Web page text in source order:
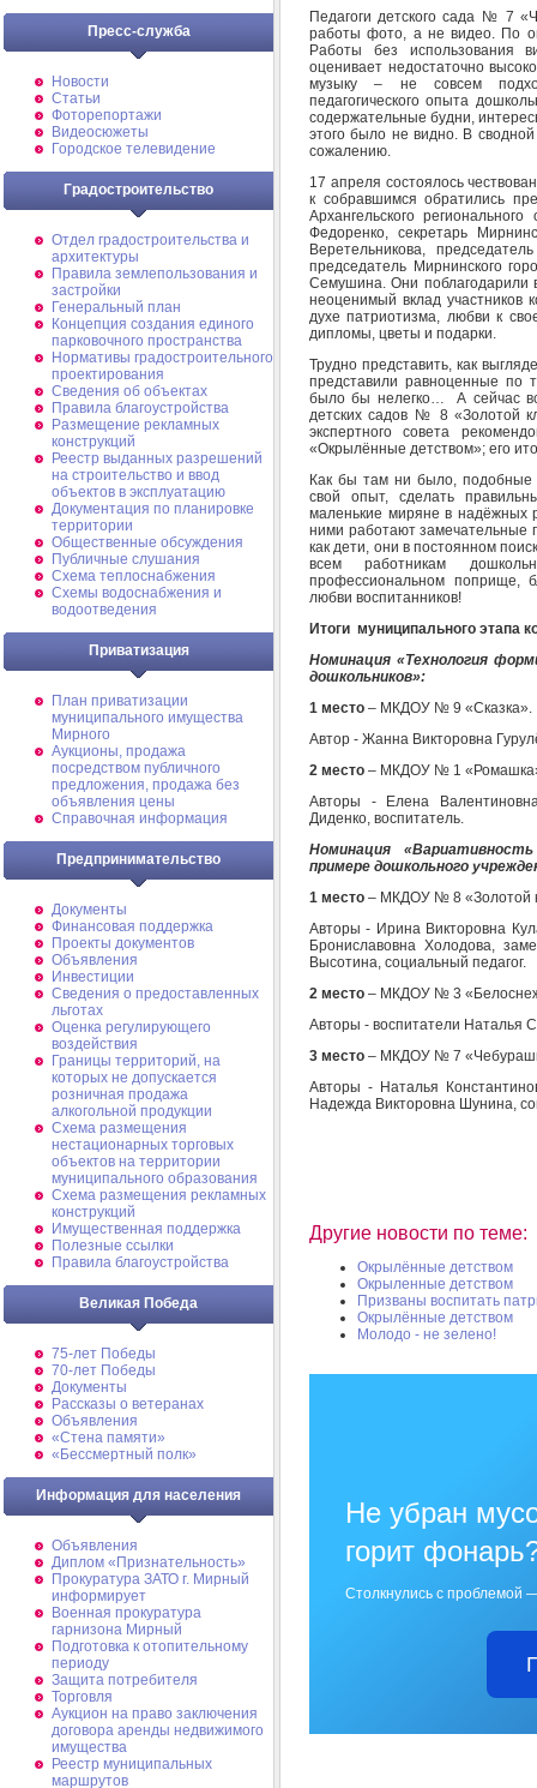
Пресс-служба
Новости
Статьи
Фоторепортажи
Видеосюжеты
Городское телевидение
Градостроительство
Отдел градостроительства и
архитектуры
Правила землепользования и
застройки
Генеральный план
Концепция создания единого
парковочного пространства
Нормативы градостроительного
проектирования
Сведения об объектах
Правила благоустройства
Размещение рекламных
конструкций
Реестр выданных разрешений
на строительство и ввод
объектов в эксплуатацию
Документация по планировке
территории
Общественные обсуждения
Публичные слушания
Схема теплоснабжения
Схемы водоснабжения и
водоотведения
Приватизация
План приватизации
муниципального имущества
Мирного
Аукционы, продажа
посредством публичного
предложения, продажа без
объявления цены
Справочная информация
Предпринимательство
Документы
Финансовая поддержка
Проекты документов
Объявления
Инвестиции
Сведения о предоставленных
льготах
Оценка регулирующего
воздействия
Границы территорий, на
которых не допускается
розничная продажа
алкогольной продукции
Схема размещения
нестационарных торговых
объектов на территории
муниципального образования
Схема размещения рекламных
конструкций
Имущественная поддержка
Полезные ссылки
Правила благоустройства
Великая Победа
75-лет Победы
70-лет Победы
Документы
Рассказы о ветеранах
Объявления
«Стена памяти»
«Бессмертный полк»
Информация для населения
Объявления
Диплом «Признательность»
Прокуратура ЗАТО г. Мирный
информирует
Военная прокуратура
гарнизона Мирный
Подготовка к отопительному
периоду
Защита потребителя
Торговля
Аукцион на право заключения
договора аренды недвижимого
имущества
Реестр муниципальных
маршрутов
Педагоги детского сада № 7
работы фото, а не видео. По
Работы без использования
оценивает недостаточно
музыку – не совсем
педагогического опыта
содержательные будни,
этого было не видно. В
сожалению.
17 апреля состоялось
к собравшимся обратились
Архангельского
Федоренко, секретарь
Веретельникова,
председатель Мирнинского
Семушина. Они поблагодарили
неоценимый вклад участников
духе патриотизма, любви к
дипломы, цветы и подарки.
Трудно представить, как
представили равноценные по
было бы нелегко… А сейчас
детских садов № 8 «Золотой
экспертного совета
«Окрылённые детством»; его
Как бы там ни было, подобные
свой опыт, сделать
маленькие миряне в надёжных
ними работают замечательные
как дети, они в постоянном
всем работникам
профессиональном поприще,
любви воспитанников!
Итоги муниципального этапа
Номинация «Технология
дошкольников»:
1 место – МКДОУ № 9 «Сказка».
Автор - Жанна Викторовна
2 место – МКДОУ № 1
Авторы - Елена
Диденко, воспитатель.
Номинация
примере дошкольного
1 место – МКДОУ № 8 «Золотой
Авторы - Ирина Викторовна
Брониславовна Холодова,
Высотина, социальный педагог.
2 место – МКДОУ № 3
Авторы - воспитатели Наталья
3 место – МКДОУ № 7
Авторы - Наталья
Надежда Викторовна Шунина,
Другие новости по теме:
Окрылённые детством
Окрыленные детством
Призваны воспитать
Окрылённые детством
Молодо - не зелено!
Не убран
горит
Столкнулись с проблемой